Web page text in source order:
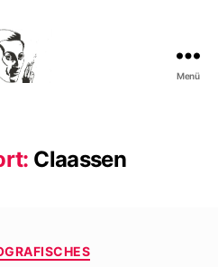
Menü
Claassen
Kategorien